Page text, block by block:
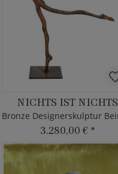
NICHTS IST NICHTS
3.280,00 € *